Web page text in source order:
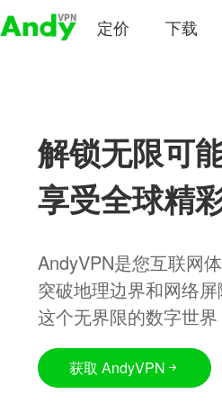
定价 下载
解锁无限可
享受全球精
AndyVPN是您互联网
突破地理边界和网络
这个无界限的数字世界
获取 AndyVPN